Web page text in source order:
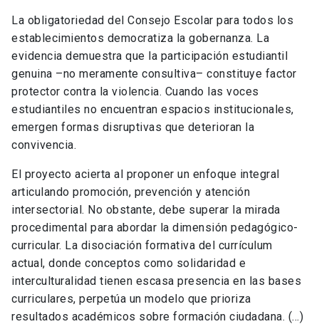
La obligatoriedad del Consejo Escolar para todos los
establecimientos democratiza la gobernanza. La
evidencia demuestra que la participación estudiantil
genuina –no meramente consultiva– constituye factor
protector contra la violencia. Cuando las voces
estudiantiles no encuentran espacios institucionales,
emergen formas disruptivas que deterioran la
convivencia.
El proyecto acierta al proponer un enfoque integral
articulando promoción, prevención y atención
intersectorial. No obstante, debe superar la mirada
procedimental para abordar la dimensión pedagógico-
curricular. La disociación formativa del currículum
actual, donde conceptos como solidaridad e
interculturalidad tienen escasa presencia en las bases
curriculares, perpetúa un modelo que prioriza
resultados académicos sobre formación ciudadana. (...)